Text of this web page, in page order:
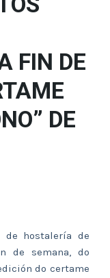
FIN DE
DE
de hostalería de
de semana, do
do certame